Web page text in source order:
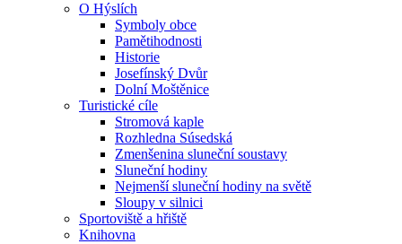
O Hýslích
Symboly obce
Pamětihodnosti
Historie
Josefínský Dvůr
Dolní Moštěnice
Turistické cíle
Stromová kaple
Rozhledna Súsedská
Zmenšenina sluneční soustavy
Sluneční hodiny
Nejmenší sluneční hodiny na světě
Sloupy v silnici
Sportoviště a hřiště
Knihovna